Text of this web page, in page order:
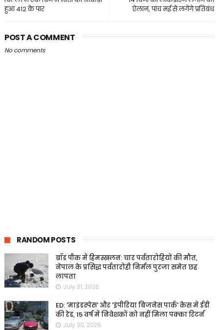
ऐलान, पांच मई से लगेंगे प्रतिबंध
हुआ 412 के पार
POST A COMMENT
No comments
RANDOM POSTS
ब्रॉड पीक में हिमस्खलन: चार पर्वतारोहियों की मौत,
नेपाल के प्रसिद्ध पर्वतारोही निर्मल पुरजा समेत छह
लापता
July 31, 2026
ED: 'माइंडस्पेस' और 'इंपीरिया बिजनेस पार्क' केस में ईडी
की रेड, 15 वर्ष में निवेशकों को नहीं मिला पक्का रिटर्न
July 30, 2026